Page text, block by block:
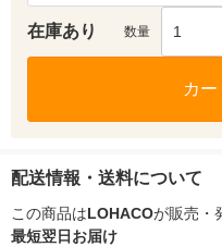
在庫あり 数量 1
カ
配送情報・送料について
この商品はLOHACOが販売・
最短翌日お届け